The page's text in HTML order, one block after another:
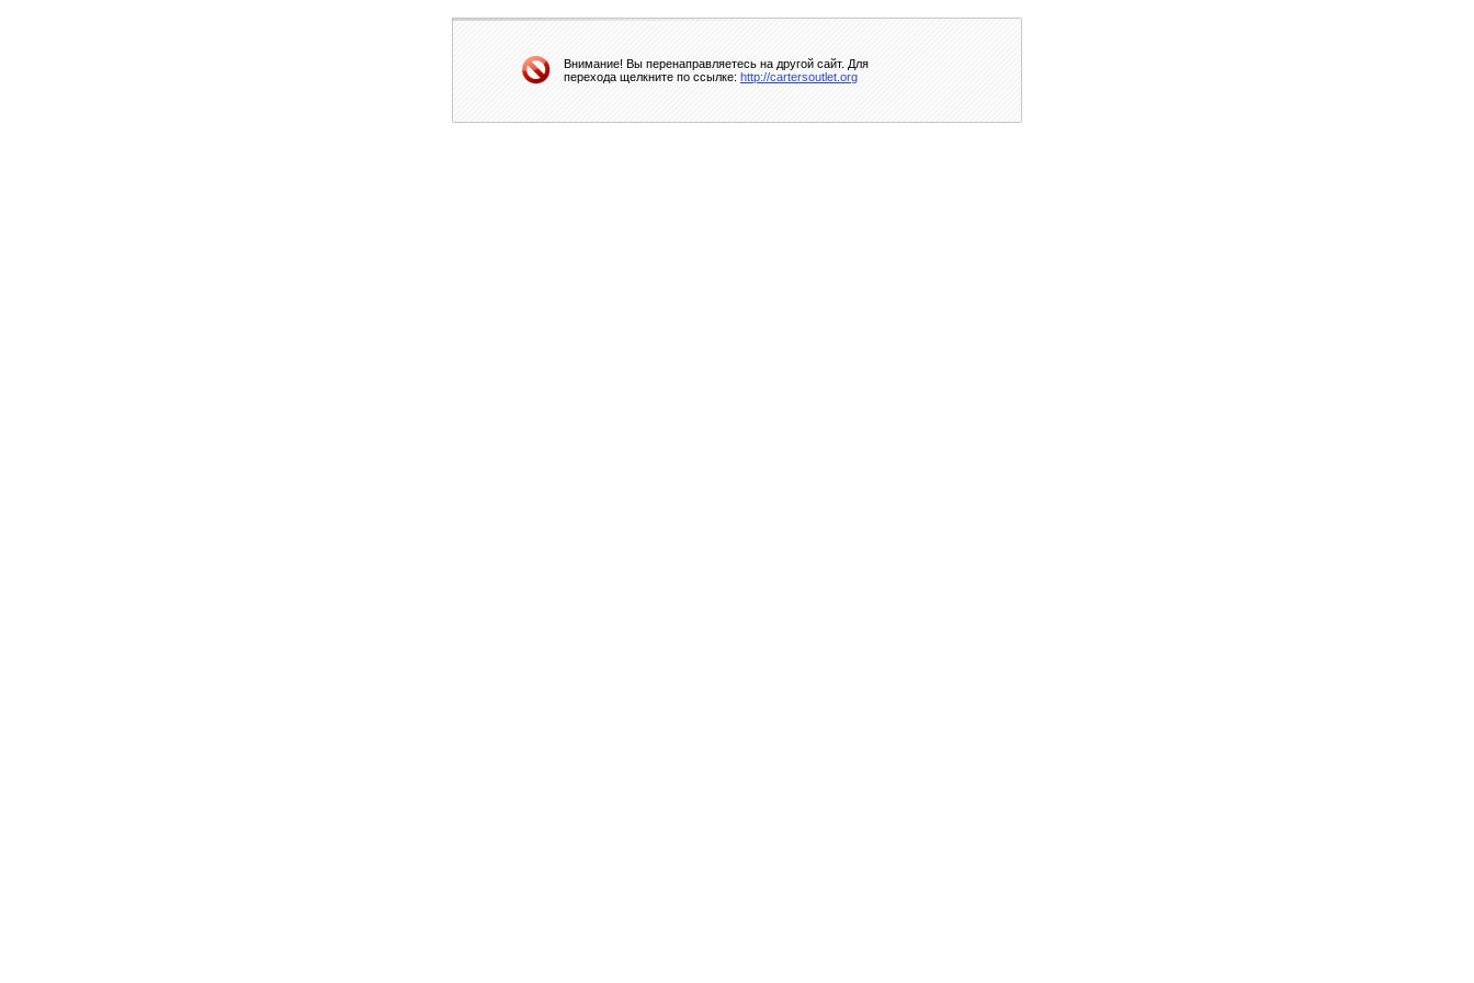
Внимание! Вы перенаправляетесь на другой сайт. Для
перехода щелкните по ссылке: http://cartersoutlet.org